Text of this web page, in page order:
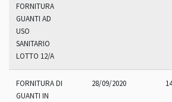
FORNITURA
GUANTI AD
USO
SANITARIO
LOTTO 12/A
FORNITURA DI
GUANTI IN
28/09/2020